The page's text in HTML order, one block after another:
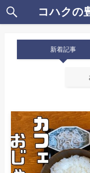
コハクの
新着記事